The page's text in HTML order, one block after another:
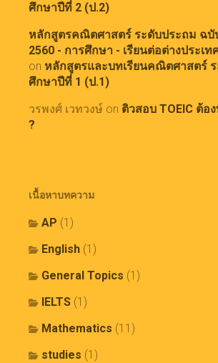
ศึกษาปีที่ 2 (ป.2)
หลักสูตรคณิตศาสตร์ ระดับประถม ฉบั
2560 - การศึกษา - เรียนต่อต่างประเท
on หลักสูตรและบทเรียนคณิตศาสตร์
ศึกษาปีที่ 1 (ป.1)
วรพงศ์ เวทวงษ์ on ติวสอบ TOEIC ต้อ
?
เนื้อหาบทความ
AP (1)
English (1)
General Topics (1)
IELTS (1)
Mathematics (11)
studies (1)